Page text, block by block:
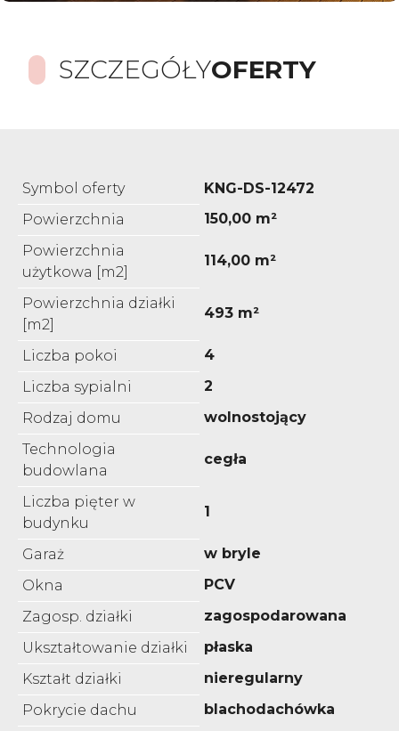
SZCZEGÓŁYOFERTY
Symbol oferty
KNG-DS-12472
Powierzchnia
150,00 m²
Powierzchnia
użytkowa [m2]
114,00 m²
Powierzchnia działki
[m2]
493 m²
Liczba pokoi
4
Liczba sypialni
2
Rodzaj domu
wolnostojący
Technologia
budowlana
cegła
Liczba pięter w
budynku
1
Garaż
w bryle
Okna
PCV
Zagosp. działki
zagospodarowana
Ukształtowanie działki
płaska
Kształt działki
nieregularny
Pokrycie dachu
blachodachówka